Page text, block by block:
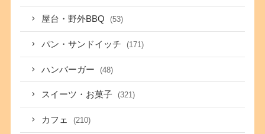
屋台・野外BBQ (53)
パン・サンドイッチ (171)
ハンバーガー (48)
スイーツ・お菓子 (321)
カフェ (210)